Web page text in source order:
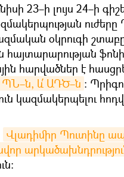
23–ի լույս 24–ի
ուժերը
օկրուգի
հայտարարության
հարվածներ է
ՊՆ–ն, և՛ ԱԴԾ–ն ։
կազմակերպելու
Վլադիմիր Պուտինը